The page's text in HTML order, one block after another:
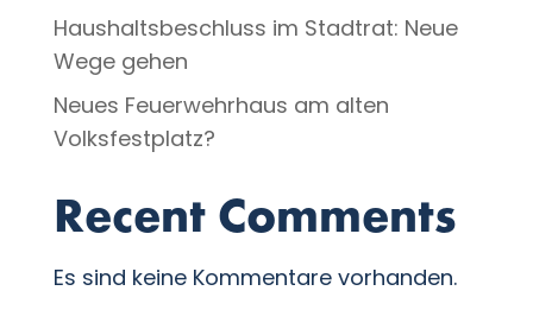
Haushaltsbeschluss im Stadtrat: Neue
Wege gehen
Neues Feuerwehrhaus am alten
Volksfestplatz?
Recent Comments
Es sind keine Kommentare vorhanden.